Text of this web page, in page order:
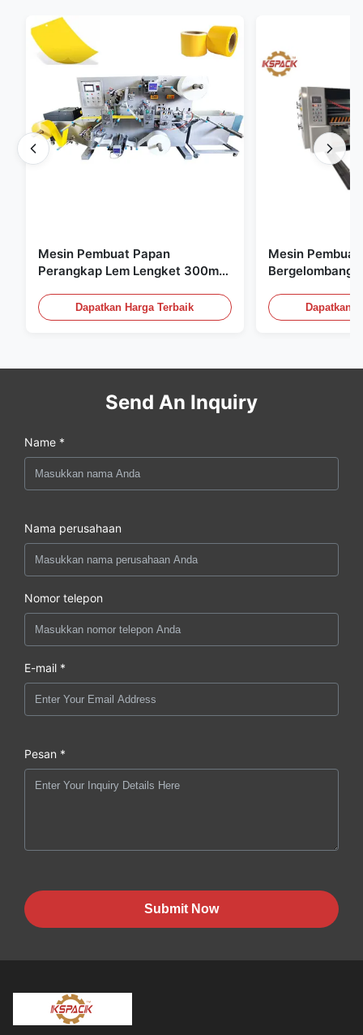
Mesin Pembuat Papan
Perangkap Lem Lengket 300mm
Dapatkan Harga Terbaik
Mesin
Bergelombang
Bergelombang
Dapatkan
Send An Inquiry
Name *
Nama perusahaan
Nomor telepon
E-mail *
Pesan *
Submit Now